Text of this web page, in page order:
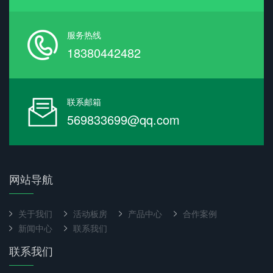
服务热线
18380442482
联系邮箱
569833699@qq.com
网站导航
关于我们 活动板房 产品中心
合作案例
新闻中心
联系我们
联系我们